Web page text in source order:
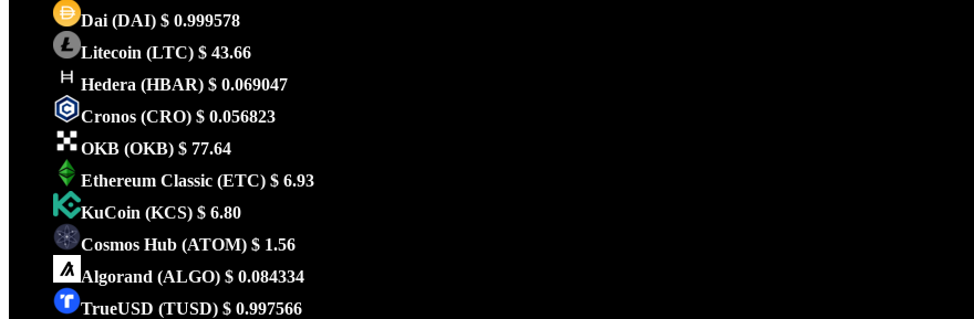
Dai (DAI) $ 0.999578
Litecoin (LTC) $ 43.66
Hedera (HBAR) $ 0.069047
Cronos (CRO) $ 0.056823
OKB (OKB) $ 77.64
Ethereum Classic (ETC) $ 6.93
KuCoin (KCS) $ 6.80
Cosmos Hub (ATOM) $ 1.56
Algorand (ALGO) $ 0.084334
TrueUSD (TUSD) $ 0.997566